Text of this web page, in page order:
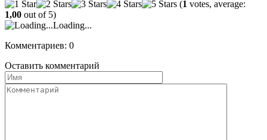
VK
(1 votes, average:
1,00 out of 5)
Loading...
Комментариев: 0
Оставить комментарий